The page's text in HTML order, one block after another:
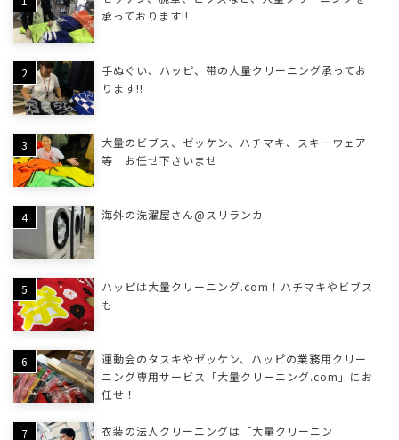
承っております!!
手ぬぐい、ハッピ、帯の大量クリーニング承ってお
ります!!
大量のビブス、ゼッケン、ハチマキ、スキーウェア
等 お任せ下さいませ
海外の洗濯屋さん@スリランカ
ハッピは大量クリーニング.com！ハチマキやビブス
も
運動会のタスキやゼッケン、ハッピの業務用クリー
ニング専用サービス「大量クリーニング.com」にお
任せ！
衣装の法人クリーニングは「大量クリーニン